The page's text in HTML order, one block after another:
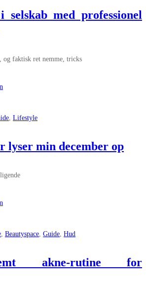
med professionel
og faktisk ret nemme, tricks
, Lifestyle
lyser min december op
, Beautyspace, Guide, Hud
akne-rutine for